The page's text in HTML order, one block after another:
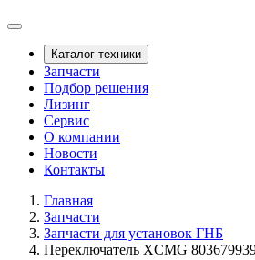
Каталог техники
Запчасти
Подбор решения
Лизинг
Сервис
О компании
Новости
Контакты
Главная
Запчасти
Запчасти для установок ГНБ
Переключатель XCMG